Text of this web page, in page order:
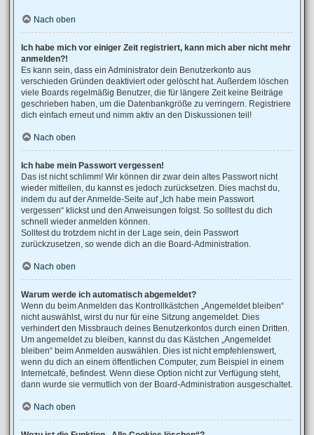
Nach oben
Ich habe mich vor einiger Zeit registriert, kann mich aber nicht mehr
anmelden?!
Es kann sein, dass ein Administrator dein Benutzerkonto aus
verschieden Gründen deaktiviert oder gelöscht hat. Außerdem löschen
viele Boards regelmäßig Benutzer, die für längere Zeit keine Beiträge
geschrieben haben, um die Datenbankgröße zu verringern. Registriere
dich einfach erneut und nimm aktiv an den Diskussionen teil!
Nach oben
Ich habe mein Passwort vergessen!
Das ist nicht schlimm! Wir können dir zwar dein altes Passwort nicht
wieder mitteilen, du kannst es jedoch zurücksetzen. Dies machst du,
indem du auf der Anmelde-Seite auf „Ich habe mein Passwort
vergessen“ klickst und den Anweisungen folgst. So solltest du dich
schnell wieder anmelden können.
Solltest du trotzdem nicht in der Lage sein, dein Passwort
zurückzusetzen, so wende dich an die Board-Administration.
Nach oben
Warum werde ich automatisch abgemeldet?
Wenn du beim Anmelden das Kontrollkästchen „Angemeldet bleiben“
nicht auswählst, wirst du nur für eine Sitzung angemeldet. Dies
verhindert den Missbrauch deines Benutzerkontos durch einen Dritten.
Um angemeldet zu bleiben, kannst du das Kästchen „Angemeldet
bleiben“ beim Anmelden auswählen. Dies ist nicht empfehlenswert,
wenn du dich an einem öffentlichen Computer, zum Beispiel in einem
Internetcafé, befindest. Wenn diese Option nicht zur Verfügung steht,
dann wurde sie vermutlich von der Board-Administration ausgeschaltet.
Nach oben